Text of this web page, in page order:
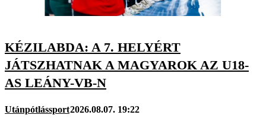
KÉZILABDA: A 7. HELYÉRT
JÁTSZHATNAK A MAGYAROK AZ U18-
AS LEÁNY-VB-N
Utánpótlássport2026.08.07. 19:22